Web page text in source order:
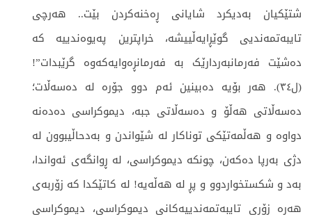
شتێکیان بەدیکرد شایانی ڕەخنەکردن بێت.. هەرچی
تایبەتمەندیی گوێڕایەڵییشە، خراپترین پەیوەندییە کە
دەشێت فەرمانبەردارێک بە فەرمانڕەوایەکەوە گرێبدات”!
(ل٣٤). هەر بۆیە دەبینین ئەم دوو جۆرە لە دەسەڵات؛
دەسەڵاتی هەڵۆ و دەسەڵاتی جبە، دیموکراسی دەدەنە
دواوە و هەڵمەتێکی توناکار لە شێواندن و بەدحاڵیبوون لە
دژی بەرپا دەکەن، چونکە دیموکراسی، لە ڕوانگەی ئەواندا،
بەد و شکستخواردوو و پڕ لە هەڵەیە! لە کاتێکدا کە زۆربەی
هەرە زۆری تایبەتمەندییەکانی دیموکراسی، دیموکراسی